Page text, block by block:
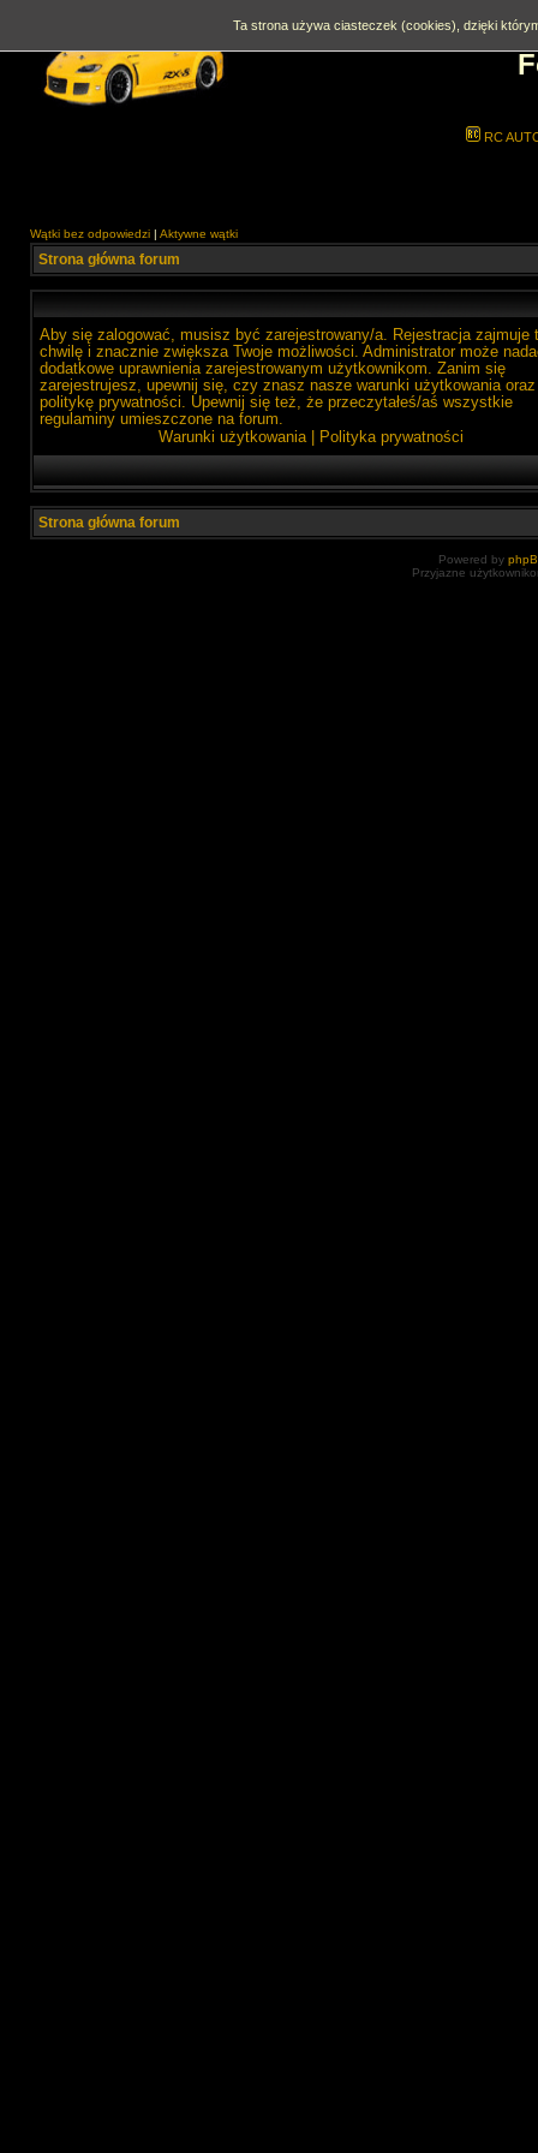
RC
Wątki bez odpowiedzi | Aktywne wątki
Strona główna forum
Aby się zalogować, musisz być zarejestrowany/a. Rejestracja zajmuje
chwilę i znacznie zwiększa Twoje możliwości. Administrator może
dodatkowe uprawnienia zarejestrowanym użytkownikom. Zanim się
zarejestrujesz, upewnij się, czy znasz nasze warunki użytkowania oraz
politykę prywatności. Upewnij się też, że przeczytałeś/aś wszystkie
regulaminy umieszczone na forum.
Warunki użytkowania| Polityka prywatności
Strona główna forum
Powered by
Przyjazne
Ta strona używa ciasteczek (cookies), dzięki